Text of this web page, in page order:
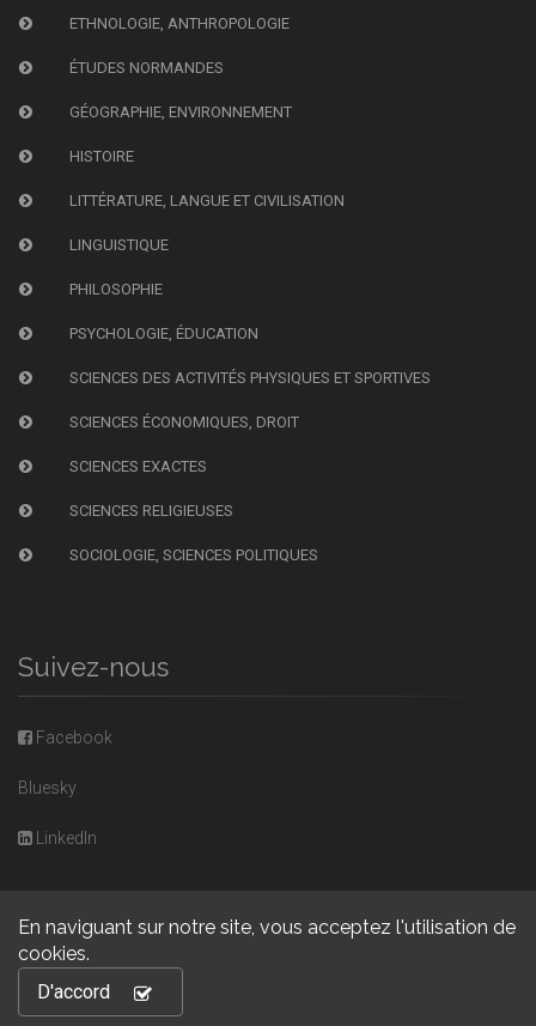
En naviguant sur notre site, vous acceptez l'utilisation de
cookies.
D'accord
ETHNOLOGIE, ANTHROPOLOGIE
ÉTUDES NORMANDES
GÉOGRAPHIE, ENVIRONNEMENT
HISTOIRE
LITTÉRATURE, LANGUE ET CIVILISATION
LINGUISTIQUE
PHILOSOPHIE
PSYCHOLOGIE, ÉDUCATION
SCIENCES DES ACTIVITÉS PHYSIQUES ET SPORTIVES
SCIENCES ÉCONOMIQUES, DROIT
SCIENCES EXACTES
SCIENCES RELIGIEUSES
SOCIOLOGIE, SCIENCES POLITIQUES
Suivez-nous
Facebook
Bluesky
LinkedIn